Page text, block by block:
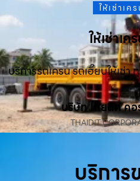
ให้เช่าเค
ให้เช่าเ
บริการรถเครน รถเฮี๊ยบให้เช่
บริษัท ไทยดิท คอ
THAIDIT
บริการ